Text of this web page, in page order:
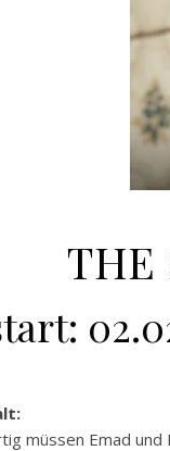
THE
müssen Emad